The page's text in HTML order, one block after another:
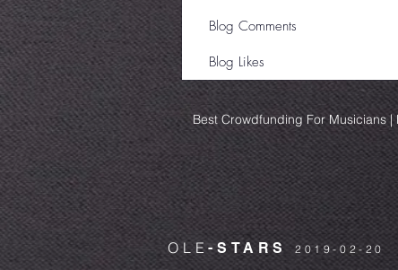
Blog Comments
Blog Likes
Best Crowdfunding For Musicians
OLE-STARS2019-02-20